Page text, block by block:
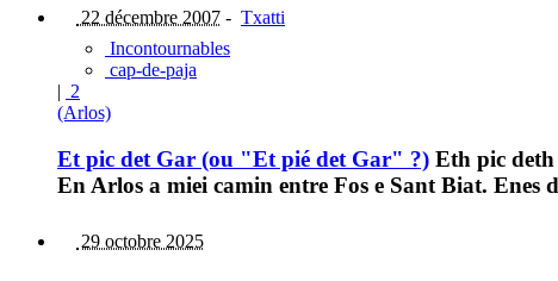
22 décembre 2007 - Txatti
Incontournables
cap-de-paja
| 2
(Arlos)
Et pic det Gar (ou "Et pié det Gar" ?) Eth pic
En Arlos a miei camin entre Fos e Sant Biat.
29 octobre 2025